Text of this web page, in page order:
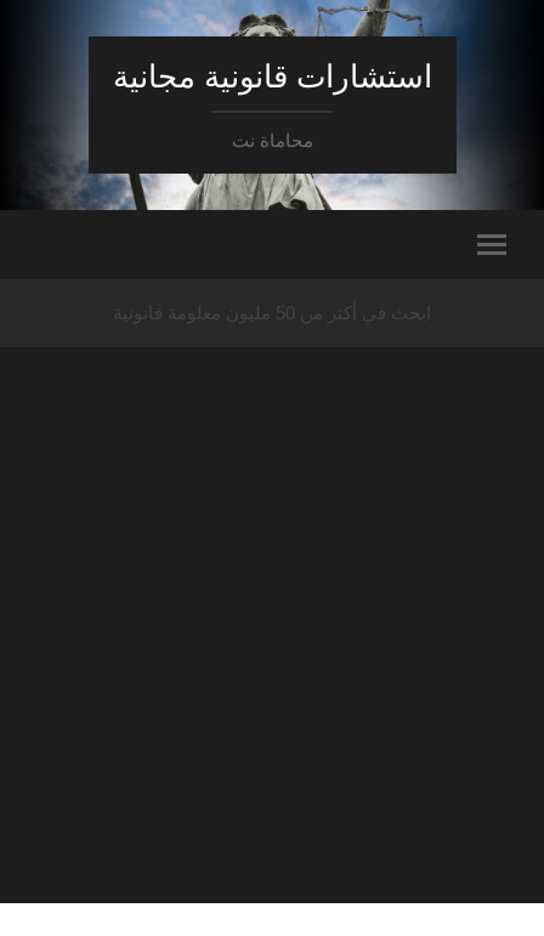
استشارات قانونية مجانية
محاماة نت
ابحث في أكثر من 50 مليون معلومة قانونية